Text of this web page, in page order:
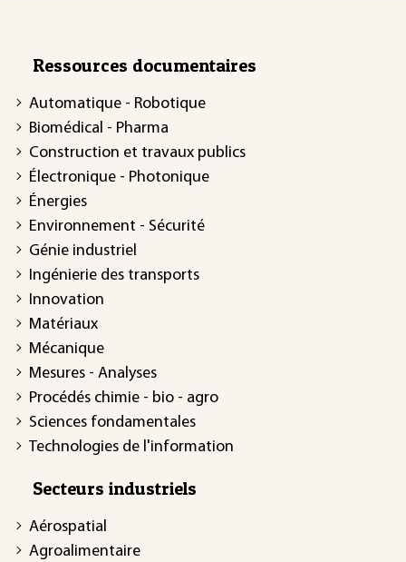
Ressources documentaires
Automatique - Robotique
Biomédical - Pharma
Construction et travaux publics
Électronique - Photonique
Énergies
Environnement - Sécurité
Génie industriel
Ingénierie des transports
Innovation
Matériaux
Mécanique
Mesures - Analyses
Procédés chimie - bio - agro
Sciences fondamentales
Technologies de l'information
Secteurs industriels
Aérospatial
Agroalimentaire